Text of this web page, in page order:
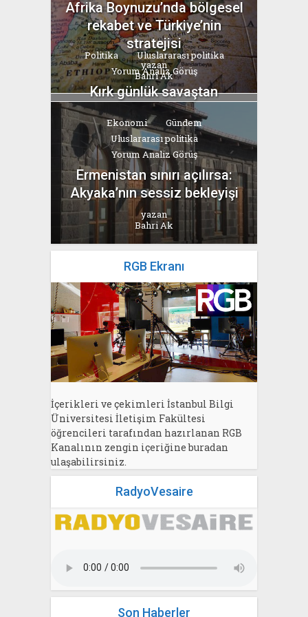
Afrika Boynuzu’nda bölgesel
rekabet ve Türkiye’nin
stratejisi
yazan
Bahri Ak
Politika
Uluslararası politika
Yorum Analiz Görüş
Kırk günlük savaştan
“Hürmüz” pazarlığına
yazan
Bahri Ak
Ekonomi
Gündem
Uluslararası politika
Yorum Analiz Görüş
Ermenistan sınırı açılırsa:
Akyaka’nın sessiz bekleyişi
yazan
Bahri Ak
RGB Ekranı
İçerikleri ve çekimleri İstanbul Bilgi
Üniversitesi İletişim Fakültesi
öğrencileri tarafından hazırlanan RGB
Kanalının zengin içeriğine buradan
ulaşabilirsiniz.
RadyoVesaire
Son Haberler